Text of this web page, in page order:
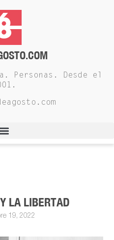
Personas. Desde el
LA LIBERTAD
19, 2022